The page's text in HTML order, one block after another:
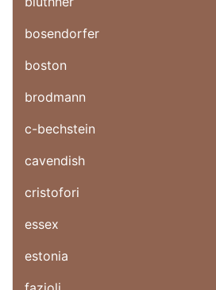
bosendorfer
boston
brodmann
c-bechstein
cavendish
cristofori
essex
estonia